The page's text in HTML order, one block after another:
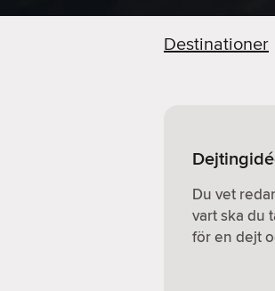
Destinationer
Du vet
vart ska du
för en dejt